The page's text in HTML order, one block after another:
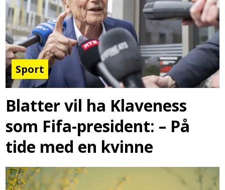
Sport
Blatter vil ha Klaveness
som Fifa-president: – På
tide med en kvinne